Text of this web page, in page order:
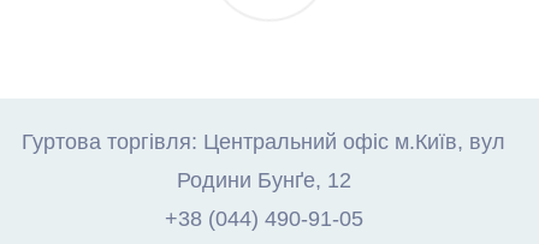
Гуртова торгівля: Центральний офіс м.Київ, вул
Родини Бунґе, 12
+38 (044) 490-91-05